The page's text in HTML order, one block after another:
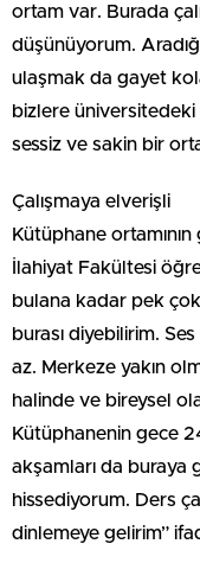
ortam var. Burada
düşünüyorum.
ulaşmak da gayet
bizlere üniversitedeki
sessiz ve sakin bir
Çalışmaya elverişli
Kütüphane
İlahiyat Fakültesi
bulana kadar pek
burası diyebilirim.
az. Merkeze yakın
halinde ve bireysel
Kütüphanenin gece
akşamları da buraya
hissediyorum. Ders
dinlemeye gelirim”